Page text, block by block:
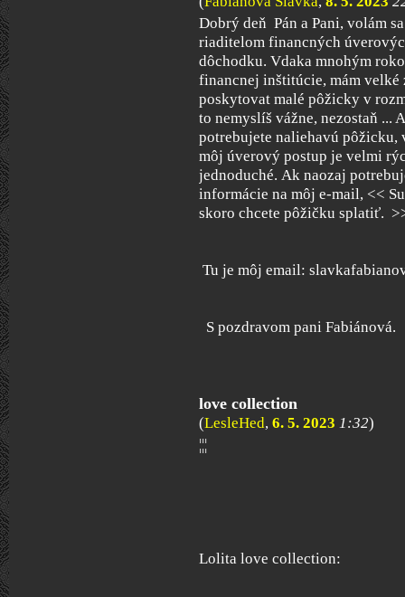
Dobrý deň Pán a Pani, volám
riaditelom financných
dôchodku. Vdaka mnohým
financnej inštitúcie, mám
poskytovat malé pôžicky v
to nemyslíš vážne, nezostaň ...
potrebujete naliehavú pôžicku,
môj úverový postup je velmi
jednoduché. Ak naozaj
informácie na môj e-mail, <<
skoro chcete pôžičku splatiť.
Tu je môj email:
S pozdravom pani Fabiánová.
love collection
(LesleHed, 6. 5. 2023 1:32)
¦¦¦
Lolita love collection: